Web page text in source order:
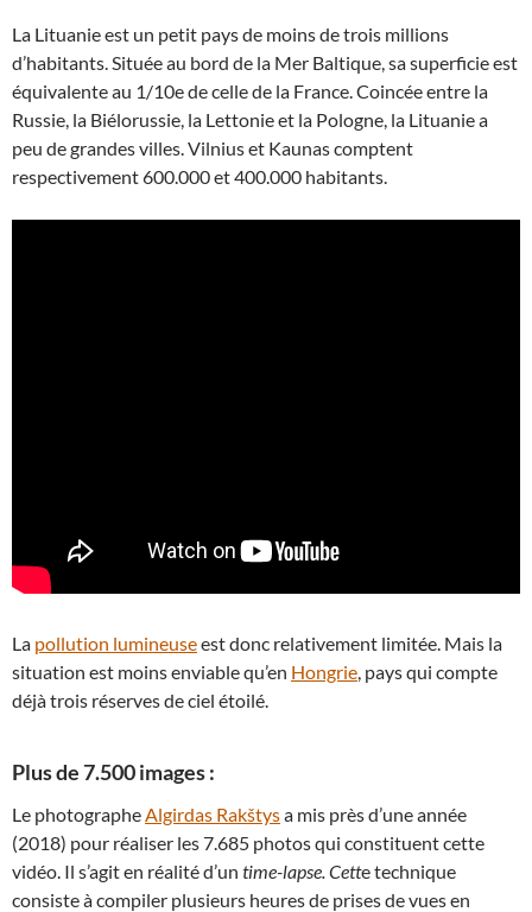
La Lituanie est un petit pays de moins de trois millions
d’habitants. Située au bord de la Mer Baltique, sa superficie est
équivalente au 1/10e de celle de la France. Coincée entre la
Russie, la Biélorussie, la Lettonie et la Pologne, la Lituanie a
peu de grandes villes. Vilnius et Kaunas comptent
respectivement 600.000 et 400.000 habitants.
La pollution lumineuseest donc relativement limitée. Mais la
situation est moins enviable qu’en Hongrie, pays qui compte
déjà trois réserves de ciel étoilé.
Plus de 7.500 images :
Le photographeAlgirdas Rakštysa mis près d’une année
(2018) pour réaliser les 7.685 photos qui constituent cette
vidéo. Il s’agit en réalité d’un time-lapse. Cette technique
consiste à compiler plusieurs heures de prises de vues en